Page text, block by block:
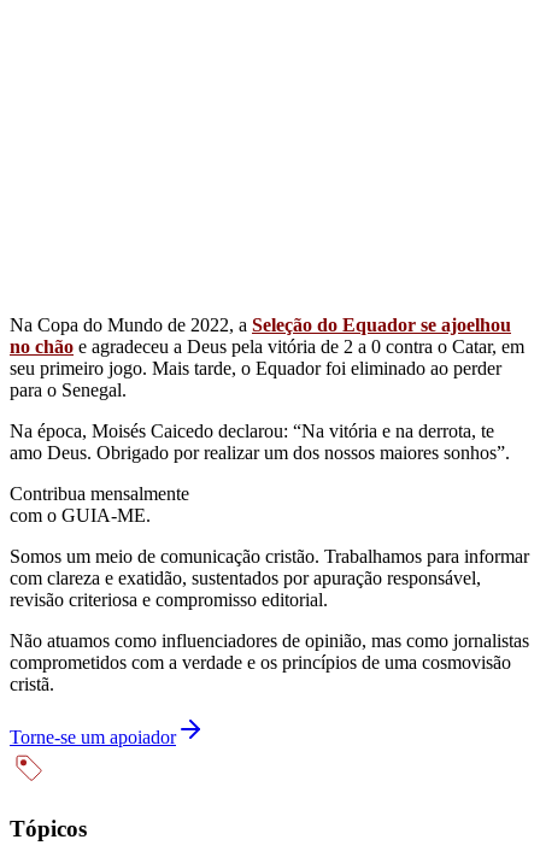
Na Copa do Mundo de 2022, a Seleção do Equador se ajoelhou
no chão e agradeceu a Deus pela vitória de 2 a 0 contra o Catar, em
seu primeiro jogo. Mais tarde, o Equador foi eliminado ao perder
para o Senegal.
Na época, Moisés Caicedo declarou: “Na vitória e na derrota, te
amo Deus. Obrigado por realizar um dos nossos maiores sonhos”.
Contribua mensalmente
com o GUIA-ME.
Somos um meio de comunicação cristão. Trabalhamos para informar
com clareza e exatidão, sustentados por apuração responsável,
revisão criteriosa e compromisso editorial.
Não atuamos como influenciadores de opinião, mas como jornalistas
comprometidos com a verdade e os princípios de uma cosmovisão
cristã.
Torne-se um apoiador
Tópicos